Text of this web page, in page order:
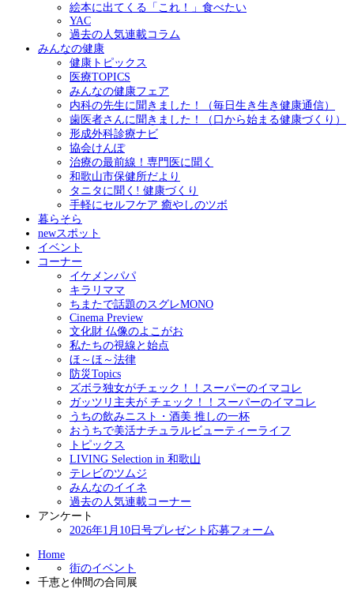
絵本に出てくる「これ！」食べたい
YAC
過去の人気連載コラム
みんなの健康
健康トピックス
医療TOPICS
みんなの健康フェア
内科の先生に聞きました！（毎日生き生き健康通信）
歯医者さんに聞きました！（口から始まる健康づくり）
形成外科診療ナビ
協会けんぽ
治療の最前線！専門医に聞く
和歌山市保健所だより
タニタに聞く! 健康づくり
手軽にセルフケア 癒やしのツボ
暮らそら
newスポット
イベント
コーナー
イケメンパパ
キラリママ
ちまたで話題のスグレMONO
Cinema Preview
文化財 仏像のよこがお
私たちの視線と始点
ほ～ほ～法律
防災Topics
ズボラ独女がチェック！！スーパーのイマコレ
ガッツリ主夫が チェック！！スーパーのイマコレ
うちの飲みニスト・酒美 推しの一杯
おうちで美活ナチュラルビューティーライフ
トピックス
LIVING Selection in 和歌山
テレビのツムジ
みんなのイイネ
過去の人気連載コーナー
アンケート
2026年1月10日号プレゼント応募フォーム
Home
街のイベント
千恵と仲間の合同展